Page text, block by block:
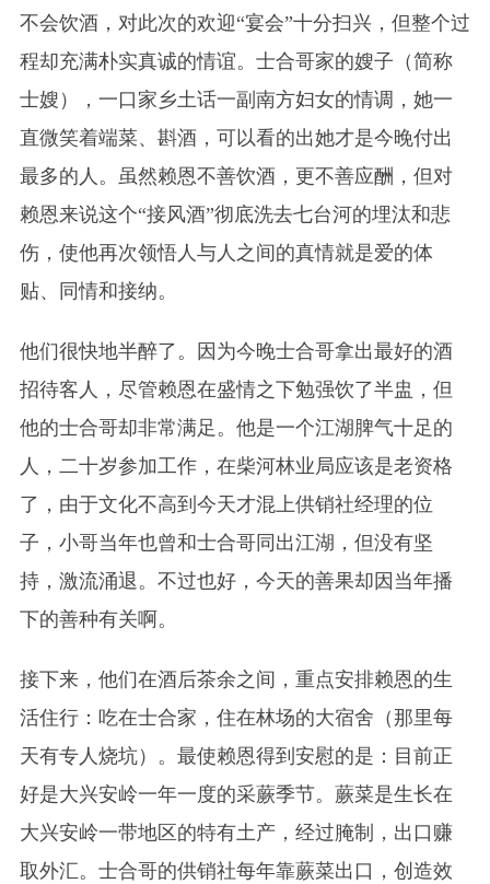
不会饮酒，对此次的欢迎“宴会”十分扫兴，但整个过
程却充满朴实真诚的情谊。士合哥家的嫂子（简称
士嫂），一口家乡土话一副南方妇女的情调，她一
直微笑着端菜、斟酒，可以看的出她才是今晚付出
最多的人。虽然赖恩不善饮酒，更不善应酬，但对
赖恩来说这个“接风酒”彻底洗去七台河的埋汰和悲
伤，使他再次领悟人与人之间的真情就是爱的体
贴、同情和接纳。
他们很快地半醉了。因为今晚士合哥拿出最好的酒
招待客人，尽管赖恩在盛情之下勉强饮了半盅，但
他的士合哥却非常满足。他是一个江湖脾气十足的
人，二十岁参加工作，在柴河林业局应该是老资格
了，由于文化不高到今天才混上供销社经理的位
子，小哥当年也曾和士合哥同出江湖，但没有坚
持，激流涌退。不过也好，今天的善果却因当年播
下的善种有关啊。
接下来，他们在酒后茶余之间，重点安排赖恩的生
活住行：吃在士合家，住在林场的大宿舍（那里每
天有专人烧坑）。最使赖恩得到安慰的是：目前正
好是大兴安岭一年一度的采蕨季节。蕨菜是生长在
大兴安岭一带地区的特有土产，经过腌制，出口赚
取外汇。士合哥的供销社每年靠蕨菜出口，创造效